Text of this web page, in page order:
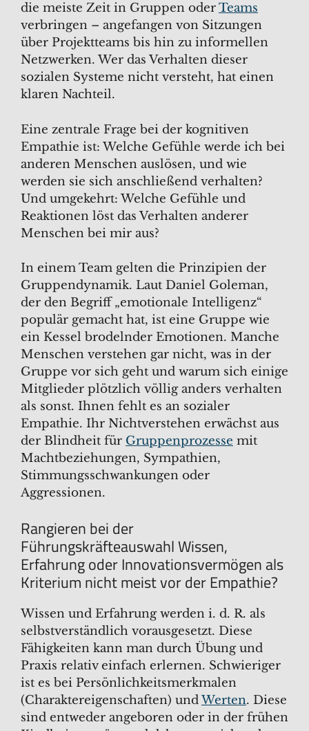
die meiste Zeit in Gruppen oderTeams
verbringen – angefangen von Sitzungen
über Projektteams bis hin zu informellen
Netzwerken. Wer das Verhalten dieser
sozialen Systeme nicht versteht, hat einen
klaren Nachteil.
Eine zentrale Frage bei der kognitiven
Empathie ist: Welche Gefühle werde ich bei
anderen Menschen auslösen, und wie
werden sie sich anschließend verhalten?
Und umgekehrt: Welche Gefühle und
Reaktionen löst das Verhalten anderer
Menschen bei mir aus?
In einem Team gelten die Prinzipien der
Gruppendynamik. Laut Daniel Goleman,
der den Begriff „emotionale Intelligenz“
populär gemacht hat, ist eine Gruppe wie
ein Kessel brodelnder Emotionen. Manche
Menschen verstehen gar nicht, was in der
Gruppe vor sich geht und warum sich einige
Mitglieder plötzlich völlig anders verhalten
als sonst. Ihnen fehlt es an sozialer
Empathie. Ihr Nichtverstehen erwächst aus
der Blindheit für Gruppenprozesse mit
Machtbeziehungen, Sympathien,
Stimmungsschwankungen oder
Aggressionen.
Rangieren bei der
Führungskräfteauswahl Wissen,
Erfahrung oder Innovationsvermögen als
Kriterium nicht meist vor der Empathie?
Wissen und Erfahrung werden i. d. R. als
selbstverständlich vorausgesetzt. Diese
Fähigkeiten kann man durch Übung und
Praxis relativ einfach erlernen. Schwieriger
ist es bei Persönlichkeitsmerkmalen
(Charaktereigenschaften) undWerten. Diese
sind entweder angeboren oder in der frühen